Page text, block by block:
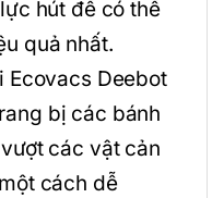
hút để có thể
quả nhất.
Ecovacs Deebot
bị các bánh
các vật cản
cách dễ